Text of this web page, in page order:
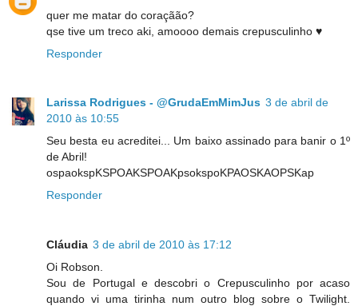
quer me matar do coraçãão?
qse tive um treco aki, amoooo demais crepusculinho ♥
Responder
Larissa Rodrigues - @GrudaEmMimJus 3 de abril de
2010 às 10:55
Seu besta eu acreditei... Um baixo assinado para banir o 1º
de Abril!
ospaokspKSPOAKSPOAKpsokspoKPAOSKAOPSKap
Responder
Cláudia 3 de abril de 2010 às 17:12
Oi Robson.
Sou de Portugal e descobri o Crepusculinho por acaso
quando vi uma tirinha num outro blog sobre o Twilight.